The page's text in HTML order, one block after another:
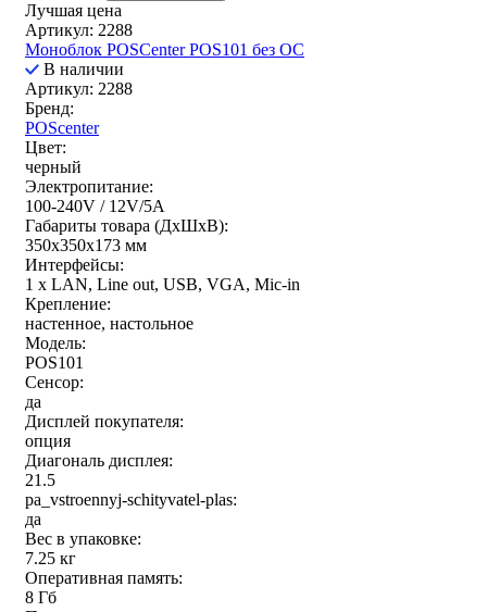
Лучшая цена
Артикул: 2288
Моноблок POSCenter POS101 без ОС
В наличии
Артикул: 2288
Бренд:
POScenter
Цвет:
черный
Электропитание:
100-240V / 12V/5A
Габариты товара (ДxШxВ):
350х350х173 мм
Интерфейсы:
1 x LAN, Line out, USB, VGA, Mic-in
Крепление:
настенное, настольное
Модель:
POS101
Сенсор:
да
Дисплей покупателя:
опция
Диагональ дисплея:
21.5
pa_vstroennyj-schityvatel-plas:
да
Вес в упаковке:
7.25 кг
Оперативная память:
8 Гб